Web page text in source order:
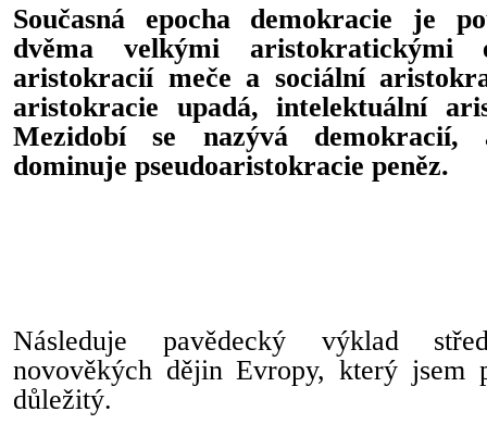
Současná epocha demokracie je
dvěma velkými aristokratickými
aristokracií meče a sociální
aristokracie upadá, intelektuální
Mezidobí se nazývá demokracií,
dominuje pseudoaristokracie peněz.
Následuje pavědecký výklad
novověkých dějin Evropy, který jsem
důležitý.